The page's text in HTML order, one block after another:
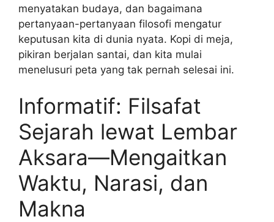
menyatakan budaya, dan bagaimana
pertanyaan-pertanyaan filosofi mengatur
keputusan kita di dunia nyata. Kopi di meja,
pikiran berjalan santai, dan kita mulai
menelusuri peta yang tak pernah selesai ini.
Informatif: Filsafat
Sejarah lewat Lembar
Aksara—Mengaitkan
Waktu, Narasi, dan
Makna